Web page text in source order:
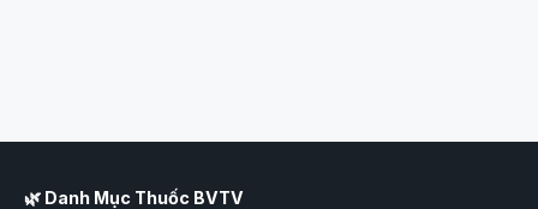
🌿 Danh Mục Thuốc BVTV